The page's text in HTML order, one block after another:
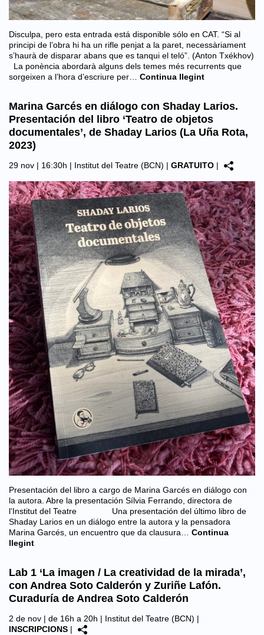
Disculpa, pero esta entrada está disponible sólo en CAT. “Si al
principi de l’obra hi ha un rifle penjat a la paret, necessàriament
s’haurà de disparar abans que es tanqui el teló”. (Anton Txékhov)
La ponència abordarà alguns dels temes més recurrents que
sorgeixen a l’hora d’escriure per…
Continua llegint
Marina Garcés en diálogo con Shaday Larios.
Presentación del libro ‘Teatro de objetos
documentales’, de Shaday Larios (La Uña Rota,
2023)
29 nov | 16:30h | Institut del Teatre (BCN) | GRATUITO |
Presentación del libro a cargo de Marina Garcés en diálogo con
la autora. Abre la presentación Sílvia Ferrando, directora de
l’Institut del Teatre Una presentación del último libro de
Shaday Larios en un diálogo entre la autora y la pensadora
Marina Garcés, un encuentro que da clausura…
Continua
llegint
Lab 1 ‘La imagen / La creatividad de la mirada’,
con Andrea Soto Calderón y Zuriñe Lafón.
Curaduría de Andrea Soto Calderón
2 de nov | de 16h a 20h | Institut del Teatre (BCN) |
INSCRIPCIONS |